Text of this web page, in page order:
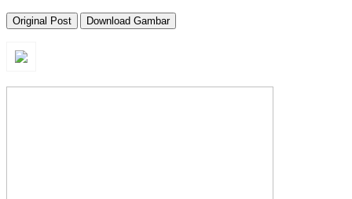
Original Post Download Gambar